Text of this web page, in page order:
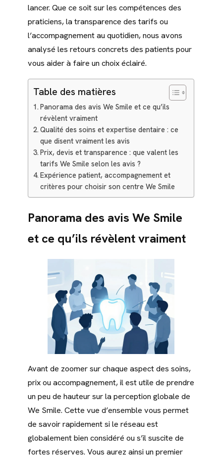
lancer. Que ce soit sur les compétences des
praticiens, la transparence des tarifs ou
l’accompagnement au quotidien, nous avons
analysé les retours concrets des patients pour
vous aider à faire un choix éclairé.
Table des matières
Panorama des avis We Smile et ce qu’ils
révèlent vraiment
Qualité des soins et expertise dentaire : ce
que disent vraiment les avis
Prix, devis et transparence : que valent les
tarifs We Smile selon les avis ?
Expérience patient, accompagnement et
critères pour choisir son centre We Smile
Panorama des avis We Smile
et ce qu’ils révèlent vraiment
Avant de zoomer sur chaque aspect des soins,
prix ou accompagnement, il est utile de prendre
un peu de hauteur sur la perception globale de
We Smile. Cette vue d’ensemble vous permet
de savoir rapidement si le réseau est
globalement bien considéré ou s’il suscite de
fortes réserves. Vous aurez ainsi un premier